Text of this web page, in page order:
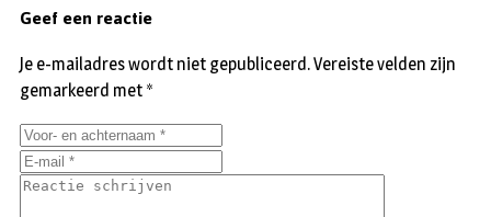
Geef een reactie
Je e-mailadres wordt niet gepubliceerd.Vereiste velden zijn
gemarkeerd met *